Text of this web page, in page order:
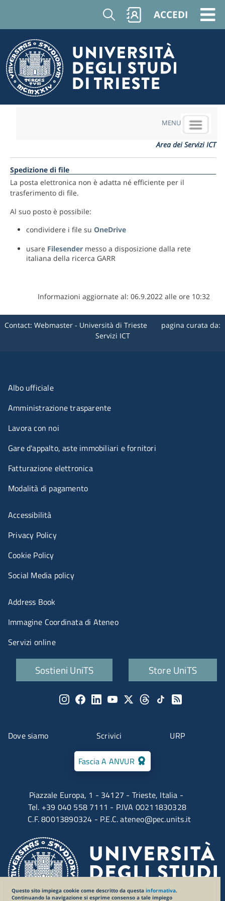
Cerca ACCEDI
MENU
Area dei Servizi ICT
Spedizione di file
La posta elettronica non è adatta né efficiente per il
trasferimento di file.
Al suo posto è possibile:
condividere i file su OneDrive
usare Filesender messo a disposizione dalla rete
italiana della ricerca GARR
Informazioni aggiornate al: 06.9.2022 alle ore 10:32
Contact: Webmaster - Università di Trieste
pagina curata da:
Servizi ICT
Piazzale Europa, 1 - 34127 - Trieste, Italia -
Tel. +39 040 558 7111 - P.IVA 00211830328
C.F. 80013890324 - P.E.C.ateneo@pec.units.it
Fascia A ANVUR
Dove siamo Scrivici URP
Albo ufficiale
Amministrazione trasparente
Lavora con noi
Gare d'appalto, aste immobiliari e fornitori
Fatturazione elettronica
Modalità di pagamento
Accessibilità
Privacy Policy
Cookie Policy
Social Media policy
Address Book
Immagine Coordinata di Ateneo
Servizi online
Quick links
Sostieni UniTS Store UniTS
Menu social
Questo sito impiega cookie come descritto da questa informativa.
Continuando la navigazione si esprime consenso a tale impiego